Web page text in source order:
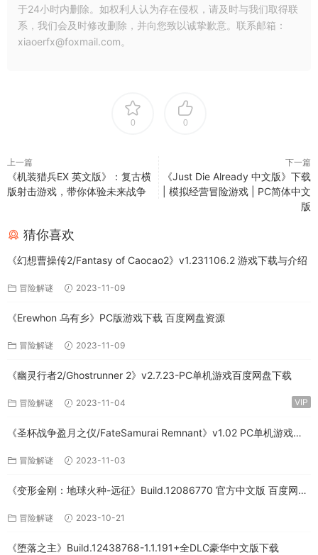
于24小时内删除。如权利人认为存在侵权，请及时与我们取得联
系，我们会及时修改删除，并向您致以诚挚歉意。联系邮箱：
xiaoerfx@foxmail.com。
0 0
上一篇
《机装猎兵EX 英文版》：复古横
版射击游戏，带你体验未来战争
下一篇
《Just Die Already 中文版》下载
| 模拟经营冒险游戏 | PC简体中文
版
猜你喜欢
《幻想曹操传2/Fantasy of Caocao2》v1.231106.2 游戏下载与介绍
冒险解谜 2023-11-09
《Erewhon 乌有乡》PC版游戏下载 百度网盘资源
冒险解谜 2023-11-09
《幽灵行者2/Ghostrunner 2》v2.7.23-PC单机游戏百度网盘下载
冒险解谜 2023-11-04 VIP
《圣杯战争盈月之仪/FateSamurai Remnant》v1.02 PC单机游戏下
冒险解谜 2023-11-03
《变形金刚：地球火种-远征》Build.12086770 官方中文版 百度网盘
冒险解谜 2023-10-21
《堕落之主》Build.12438768-1.1.191+全DLC豪华中文版下载